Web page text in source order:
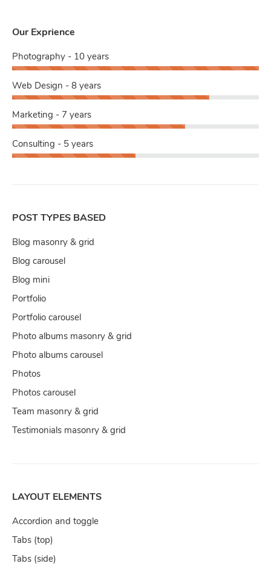
Our Exprience
Photography - 10 years
Web Design - 8 years
Marketing - 7 years
Consulting - 5 years
POST TYPES BASED
Blog masonry & grid
Blog carousel
Blog mini
Portfolio
Portfolio carousel
Photo albums masonry & grid
Photo albums carousel
Photos
Photos carousel
Team masonry & grid
Testimonials masonry & grid
LAYOUT ELEMENTS
Accordion and toggle
Tabs (top)
Tabs (side)